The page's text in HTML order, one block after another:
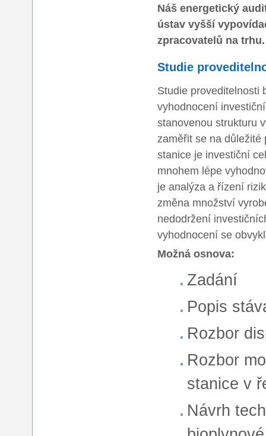
Náš energetický
ústav vyšší
zpracovatelů na trhu.
Studie
Studie proveditelnosti
vyhodnocení
stanovenou strukturu
zaměřit se na
stanice je investiční
mnohem lépe
je analýza a řízení
změna množství
nedodržení
vyhodnocení se
Možná osnova:
Zadání
Popis
Rozbor
Rozbor
stanice v
Návrh